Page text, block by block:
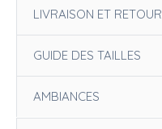
LIVRAISON ET RETOUR
GUIDE DES TAILLES
AMBIANCES